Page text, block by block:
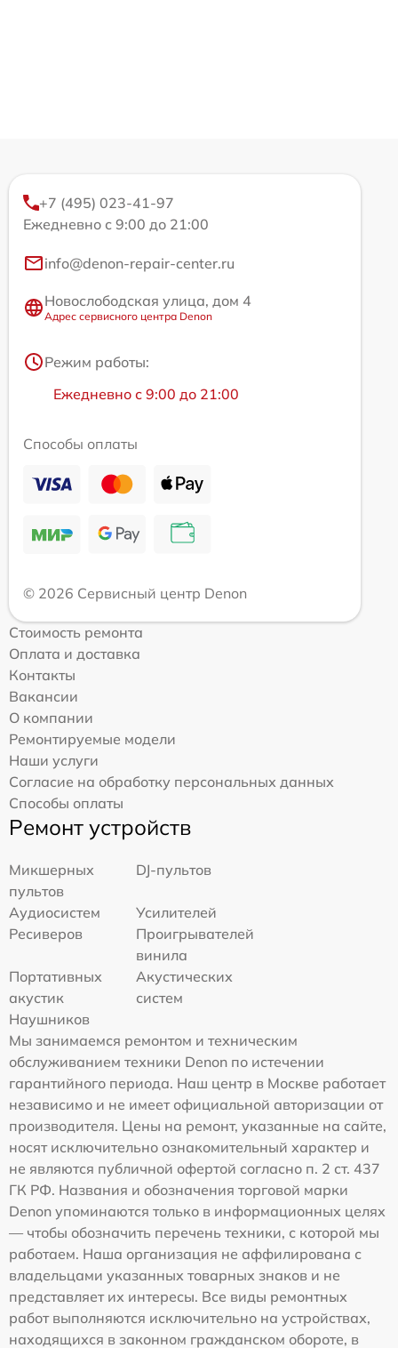
+7 (495) 023-41-97
Ежедневно с 9:00 до 21:00
info@denon-repair-center.ru
Новослободская улица, дом 4
Адрес сервисного центра Denon
Режим работы:
Ежедневно с 9:00 до 21:00
Способы оплаты
© 2026 Сервисный центр Denon
Стоимость ремонта
Оплата и доставка
Контакты
Вакансии
О компании
Ремонтируемые модели
Наши услуги
Согласие на обработку персональных данных
Способы оплаты
Ремонт устройств
Микшерных
пультов
DJ-пультов
Аудиосистем
Усилителей
Ресиверов
Проигрывателей
винила
Портативных
акустик
Акустических
систем
Наушников
Мы занимаемся ремонтом и техническим
обслуживанием техники Denon по истечении
гарантийного периода. Наш центр в Москве работает
независимо и не имеет официальной авторизации от
производителя. Цены на ремонт, указанные на сайте,
носят исключительно ознакомительный характер и
не являются публичной офертой согласно п. 2 ст. 437
ГК РФ. Названия и обозначения торговой марки
Denon упоминаются только в информационных целях
— чтобы обозначить перечень техники, с которой мы
работаем. Наша организация не аффилирована с
владельцами указанных товарных знаков и не
представляет их интересы. Все виды ремонтных
работ выполняются исключительно на устройствах,
находящихся в законном гражданском обороте, в